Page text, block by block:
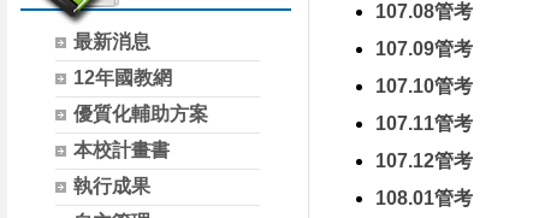
最新消息
12年國教網
優質化輔助方案
本校計畫書
執行成果
107.08管考
107.09管考
107.10管考
107.11管考
107.12管考
108.01管考